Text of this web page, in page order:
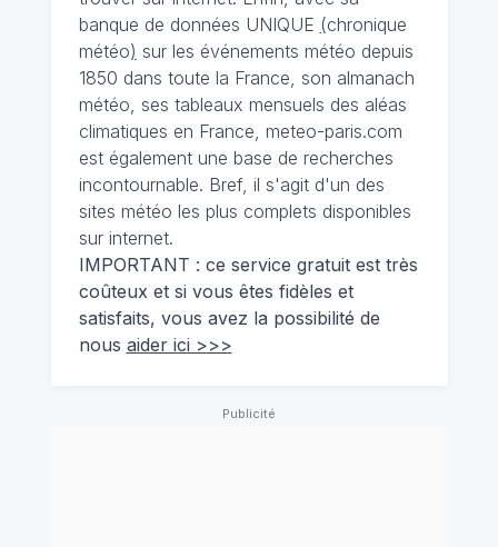
banque de données UNIQUE (chronique
météo) sur les événements météo depuis
1850 dans toute la France, son almanach
météo, ses tableaux mensuels des aléas
climatiques en France, meteo-paris.com
est également une base de recherches
incontournable. Bref, il s'agit d'un des
sites météo les plus complets disponibles
sur internet.
IMPORTANT : ce service gratuit est très
coûteux et si vous êtes fidèles et
satisfaits, vous avez la possibilité de
nous aider ici >>>